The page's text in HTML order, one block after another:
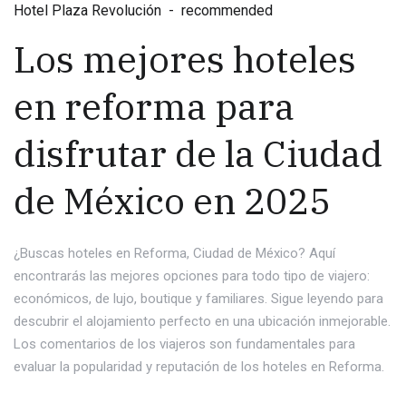
Hotel Plaza Revolución recommended
Los mejores hoteles
en reforma para
disfrutar de la Ciudad
de México en 2025
¿Buscas hoteles en Reforma, Ciudad de México? Aquí
encontrarás las mejores opciones para todo tipo de viajero:
económicos, de lujo, boutique y familiares. Sigue leyendo para
descubrir el alojamiento perfecto en una ubicación inmejorable.
Los comentarios de los viajeros son fundamentales para
evaluar la popularidad y reputación de los hoteles en Reforma.